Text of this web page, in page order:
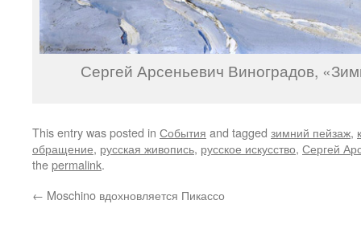
Сергей Арсеньевич Виноградов,
This entry was posted in События and tagged зимний пейзаж,
обращение, русская живопись, русское искусство, Сергей
thepermalink.
← Moschino вдохновляется Пикассо